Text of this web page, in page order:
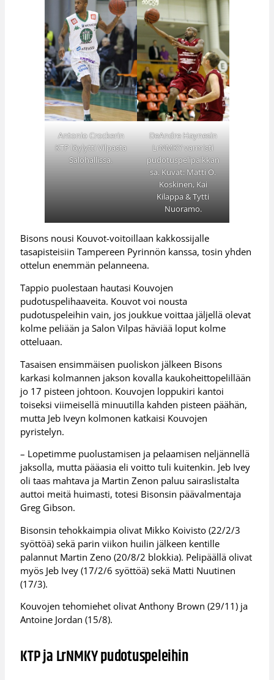
Antonio Crockerin
KTP löylytti Vilpasta
Salohallissa.
DeAndre Haynesin
LrNMKY varmisti
pudotuspelipaikkan
sa. Kuvat: Matti O.
Koskinen, Kai
Kilappa & Tytti
Nuoramo.
Bisons nousi Kouvot-voitoillaan kakkossijalle
tasapisteisiin Tampereen Pyrinnön kanssa, tosin yhden
ottelun enemmän pelanneena.
Tappio puolestaan hautasi Kouvojen
pudotuspelihaaveita. Kouvot voi nousta
pudotuspeleihin vain, jos joukkue voittaa jäljellä olevat
kolme peliään ja Salon Vilpas häviää loput kolme
otteluaan.
Tasaisen ensimmäisen puoliskon jälkeen Bisons
karkasi kolmannen jakson kovalla kaukoheittopelillään
jo 17 pisteen johtoon. Kouvojen loppukiri kantoi
toiseksi viimeisellä minuutilla kahden pisteen päähän,
mutta Jeb Iveyn kolmonen katkaisi Kouvojen
pyristelyn.
– Lopetimme puolustamisen ja pelaamisen neljännellä
jaksolla, mutta pääasia eli voitto tuli kuitenkin. Jeb Ivey
oli taas mahtava ja Martin Zenon paluu sairaslistalta
auttoi meitä huimasti, totesi Bisonsin päävalmentaja
Greg Gibson.
Bisonsin tehokkaimpia olivat Mikko Koivisto (22/2/3
syöttöä) sekä parin viikon huilin jälkeen kentille
palannut Martin Zeno (20/8/2 blokkia). Pelipäällä olivat
myös Jeb Ivey (17/2/6 syöttöä) sekä Matti Nuutinen
(17/3).
Kouvojen tehomiehet olivat Anthony Brown (29/11) ja
Antoine Jordan (15/8).
KTP ja LrNMKY pudotuspeleihin